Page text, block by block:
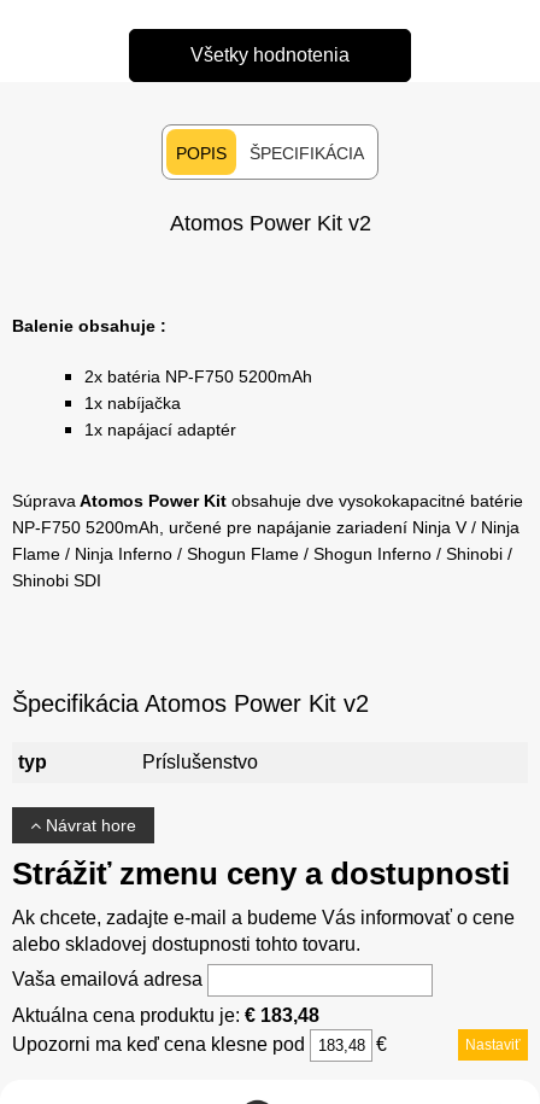
Všetky hodnotenia
POPIS ŠPECIFIKÁCIA
Atomos Power Kit v2
Balenie obsahuje :
2x batéria NP-F750 5200mAh
1x nabíjačka
1x napájací adaptér
Súprava Atomos Power Kit obsahuje dve vysokokapacitné batérie
NP-F750 5200mAh, určené pre napájanie zariadení Ninja V / Ninja
Flame / Ninja Inferno / Shogun Flame / Shogun Inferno / Shinobi /
Shinobi SDI
Špecifikácia Atomos Power Kit v2
typ Príslušenstvo
Návrat hore
Strážiť zmenu ceny a dostupnosti
Ak chcete, zadajte e-mail a budeme Vás informovať o cene
alebo skladovej dostupnosti tohto tovaru.
Vaša emailová adresa
Aktuálna cena produktu je: € 183,48
Upozorni ma keď cena klesne pod
€ Nastaviť